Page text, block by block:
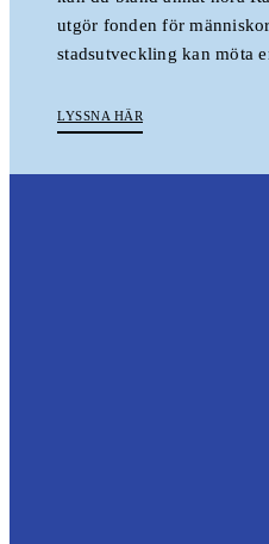
utgör fonden för
stadsutveckling kan möta
LYSSNA HÄR